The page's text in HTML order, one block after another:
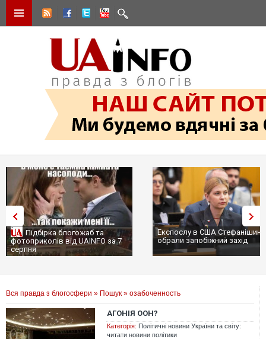
Підбірка блогожаб та
фотоприколів від UAINFO за 7
серпня
Експослу в США
обрали запобіжний захід
Вся правда з блогосфери » Пошук » озабоченность
АГОНІЯ ООН?
Категорія: Політичні новини України та світу:
читати новини політики